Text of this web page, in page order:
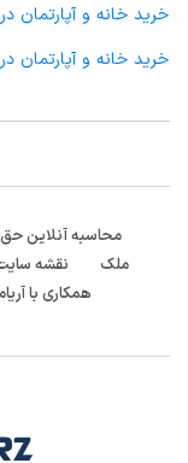
خرید خانه و آپارتمان در
خرید خانه و آپارتمان در
محاسبه آنلاین
ملک
نقشه
همکاری با